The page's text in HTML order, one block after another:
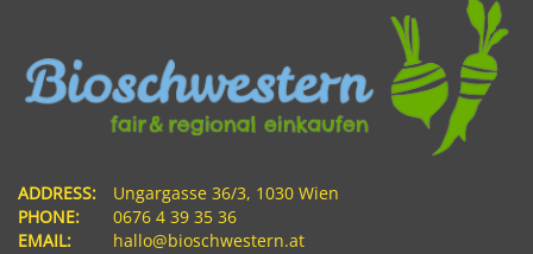
ADDRESS:
Ungargasse 36/3, 1030 Wien
PHONE:
0676 4 39 35 36
EMAIL:
hallo@bioschwestern.at